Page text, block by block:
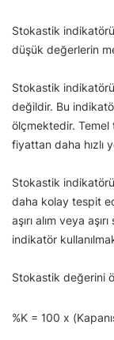
Stokastik
düşük değerlerin
Stokastik
değildir. Bu
ölçmektedir. Temel
fiyattan daha hızlı
Stokastik
daha kolay tespit
aşırı alım veya
indikatör
Stokastik değerini
%K = 100 x